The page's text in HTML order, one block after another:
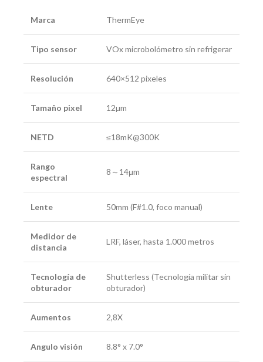
Marca ThermEye
Tipo sensor VOx microbolómetro sin refrigerar
Resolución 640×512 pixeles
Tamaño pixel 12µm
NETD ≤18mK@300K
Rango
espectral
8～14μm
Lente 50mm (F#1.0, foco manual)
Medidor de
distancia
LRF, láser, hasta 1.000 metros
Tecnología de
obturador
Shutterless (Tecnología militar sin
obturador)
Aumentos 2,8X
Angulo visión 8.8° x 7.0°